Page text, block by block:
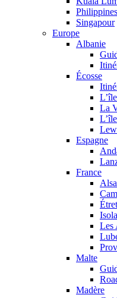
Philippines
Singapour
Europe
Albanie
Écosse
La
Espagne
France
Isola
Les
Malte
Madère